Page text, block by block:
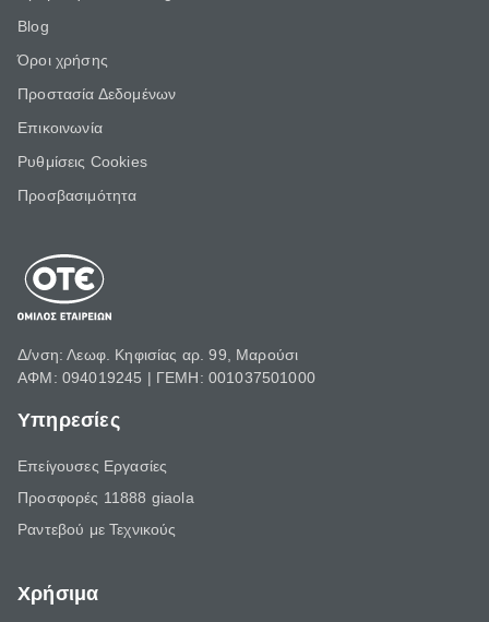
Blog
Όροι χρήσης
Προστασία Δεδομένων
Επικοινωνία
Ρυθμίσεις Cookies
Προσβασιμότητα
Δ/νση: Λεωφ. Κηφισίας αρ. 99, Μαρούσι
ΑΦΜ: 094019245 | ΓΕΜΗ: 001037501000
Υπηρεσίες
Επείγουσες Εργασίες
Προσφορές 11888 giaola
Ραντεβού με Τεχνικούς
Χρήσιμα